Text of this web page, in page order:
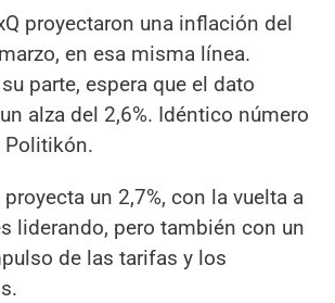
proyectaron una inflación del
en esa misma línea.
su parte, espera que el dato
alza del 2,6%. Idéntico número
Politikón.
un 2,7%, con la vuelta a
liderando, pero también con un
de las tarifas y los